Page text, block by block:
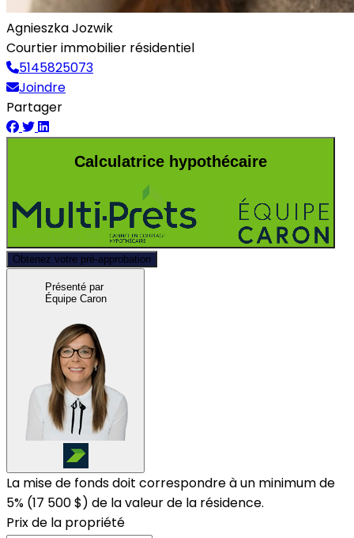
Agnieszka Jozwik
Courtier immobilier résidentiel
5145825073
Joindre
Partager
Calculatrice hypothécaire
Obtenez votre pré-approbation
Présenté par
Équipe Caron
La mise de fonds doit correspondre à un minimum de
5% (17 500 $) de la valeur de la résidence.
Prix de la propriété